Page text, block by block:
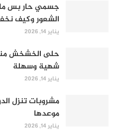
جسمي حار بس
الشعور وكيف
يناير 14, 2026
حلى الخشخش
شهية وسهلة
يناير 14, 2026
مشروبات تنزل
موعدها
يناير 14, 2026